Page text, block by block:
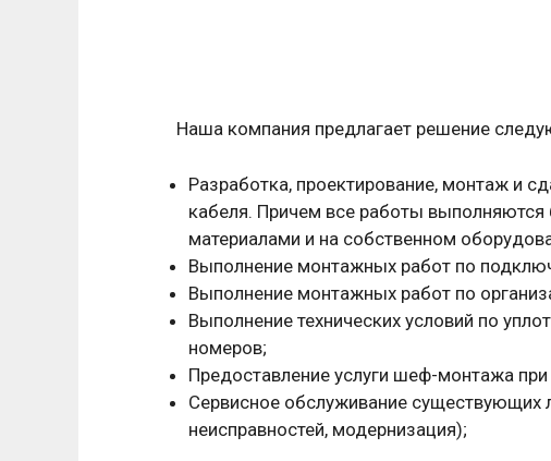
Наша компания предлагает решение
Разработка, проектирование, монтаж и
кабеля. Причем все работы выполняются
материалами и на собственном
Выполнение монтажных работ по
Выполнение монтажных работ по
Выполнение технических условий по
номеров;
Предоставление услуги шеф-монтажа
Сервисное обслуживание существующих
неисправностей, модернизация);